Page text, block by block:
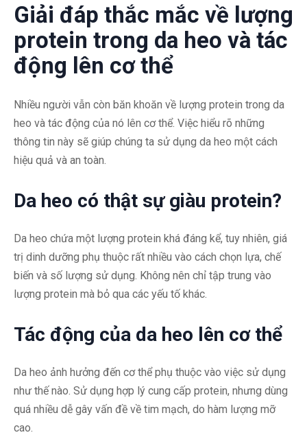
Giải đáp thắc mắc về lượng
protein trong da heo và tác
động lên cơ thể
Nhiều người vẫn còn băn khoăn về lượng protein trong da
heo và tác động của nó lên cơ thể. Việc hiểu rõ những
thông tin này sẽ giúp chúng ta sử dụng da heo một cách
hiệu quả và an toàn.
Da heo có thật sự giàu protein?
Da heo chứa một lượng protein khá đáng kể, tuy nhiên, giá
trị dinh dưỡng phụ thuộc rất nhiều vào cách chọn lựa, chế
biến và số lượng sử dụng. Không nên chỉ tập trung vào
lượng protein mà bỏ qua các yếu tố khác.
Tác động của da heo lên cơ thể
Da heo ảnh hưởng đến cơ thể phụ thuộc vào việc sử dụng
như thế nào. Sử dụng hợp lý cung cấp protein, nhưng dùng
quá nhiều dễ gây vấn đề về tim mạch, do hàm lượng mỡ
cao.